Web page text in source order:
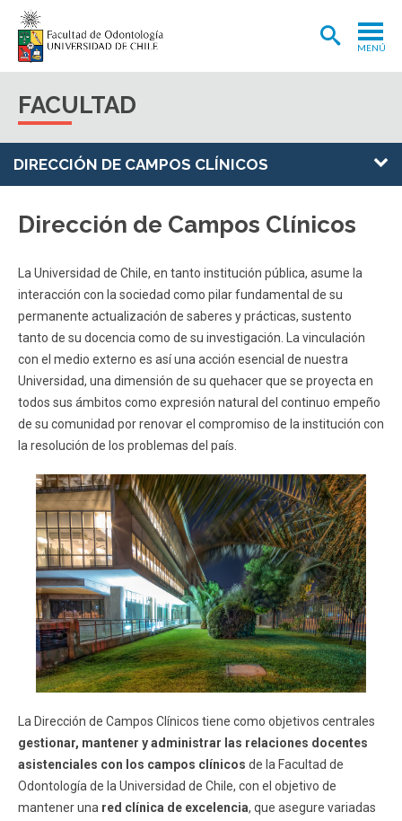
MENÚ
POSTGRADOS Y POSTÍTULOS
EXTENSIÓN
INTERNACIONAL
CLÍNICA ODONTOLÓGICA
BIBLIOTECA
FACULTAD
FUNCIONARIOS
FACULTAD
DIRECCIÓN DE CAMPOS CLÍNICOS
Dirección de Campos Clínicos
La Universidad de Chile, en tanto institución pública, asume la
interacción con la sociedad como pilar fundamental de su
permanente actualización de saberes y prácticas, sustento
tanto de su docencia como de su investigación. La vinculación
con el medio externo es así una acción esencial de nuestra
Universidad, una dimensión de su quehacer que se proyecta en
todos sus ámbitos como expresión natural del continuo empeño
de su comunidad por renovar el compromiso de la institución con
la resolución de los problemas del país.
La Dirección de Campos Clínicos tiene como objetivos centrales
gestionar, mantener y administrar las relaciones docentes
asistenciales con los campos clínicos de la Facultad de
Odontología de la Universidad de Chile, con el objetivo de
mantener una red clínica de excelencia, que asegure variadas